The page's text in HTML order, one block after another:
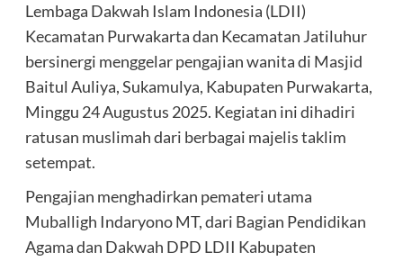
Lembaga Dakwah Islam Indonesia (LDII)
Kecamatan Purwakarta dan Kecamatan Jatiluhur
bersinergi menggelar pengajian wanita di Masjid
Baitul Auliya, Sukamulya, Kabupaten Purwakarta,
Minggu 24 Augustus 2025. Kegiatan ini dihadiri
ratusan muslimah dari berbagai majelis taklim
setempat.
Pengajian menghadirkan pemateri utama
Muballigh Indaryono MT, dari Bagian Pendidikan
Agama dan Dakwah DPD LDII Kabupaten